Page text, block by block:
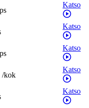
ps
Katso
Katso
ps
Katso
/kok
Katso
Katso